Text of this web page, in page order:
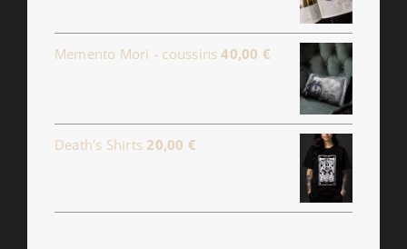
Memento Mori - coussins 40,00 €
Death's Shirts 20,00 €